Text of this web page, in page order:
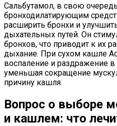
Сальбутамол, в свою
бронходилатирующим
расширить бронхи и
дыхательных путей. Он
бронхов, что приводит к их
дыхание. При сухом кашле
воспаление и раздражение
уменьшая сокращение
причину кашля.
Вопрос о выборе
и кашлем: что